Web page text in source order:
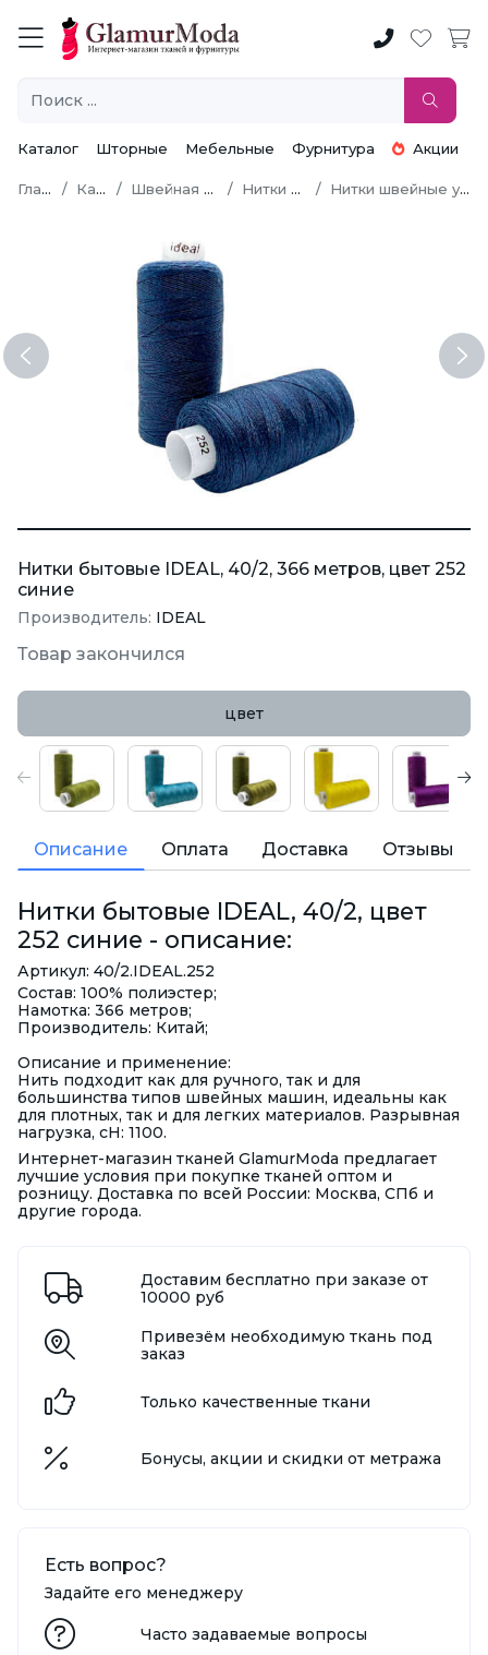
Каталог Шторные Мебельные Фурнитура Акции
Главная Каталог Швейная фурнитура Нитки швейные Нитки швейные универсальные
Previous
Нитки бытовые IDEAL, 40/2, 366 метров, цвет 252
синие
Производитель: IDEAL
Товар закончился
цвет
Описание Оплата Доставка Отзывы
Нитки бытовые IDEAL, 40/2, цвет
252 синие - описание:
Артикул: 40/2.IDEAL.252
Состав: 100% полиэстер;
Намотка: 366 метров;
Производитель: Китай;
Описание и применение:
Нить подходит как для ручного, так и для
большинства типов швейных машин, идеальны как
для плотных, так и для легких материалов. Разрывная
нагрузка, сН: 1100.
Интернет-магазин тканей GlamurModa предлагает
лучшие условия при покупке тканей оптом и
розницу. Доставка по всей России: Москва, СПб и
другие города.
Доставим бесплатно при заказе от
10000 руб
Привезём необходимую ткань под
заказ
Только качественные ткани
Бонусы, акции и скидки от метража
Есть вопрос?
Задайте его менеджеру
Часто задаваемые вопросы